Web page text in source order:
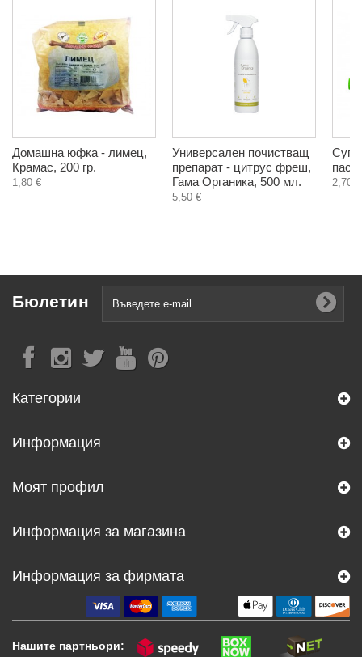
Домашна юфка - лимец,
Крамас, 200 гр.
1,80 €
Универсален почистващ
препарат - цитрус фреш,
Гама Органика, 500 мл.
5,50 €
2,70 €
Бюлетин
Категории
Информация
Моят профил
Информация за магазина
Информация за фирмата
Нашите партньори: